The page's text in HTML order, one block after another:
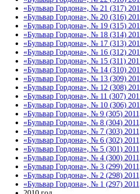
«Бульвар Гордона», № 21 (317)
«Бульвар Гордона», № 20 (316)
«Бульвар Гордона», № 19 (315)
«Бульвар Гордона», № 18 (314)
«Бульвар Гордона», № 17 (313)
«Бульвар Гордона», № 16 (312)
«Бульвар Гордона», № 15 (311)
«Бульвар Гордона», № 14 (310)
«Бульвар Гордона», № 13 (309)
«Бульвар Гордона», № 12 (308)
«Бульвар Гордона», № 11 (307)
«Бульвар Гордона», № 10 (306)
«Бульвар Гордона», № 9 (305)
«Бульвар Гордона», № 8 (304)
«Бульвар Гордона», № 7 (303)
«Бульвар Гордона», № 6 (302)
«Бульвар Гордона», № 5 (301)
«Бульвар Гордона», № 4 (300)
«Бульвар Гордона», № 3 (299)
«Бульвар Гордона», № 2 (298)
«Бульвар Гордона», № 1 (297)